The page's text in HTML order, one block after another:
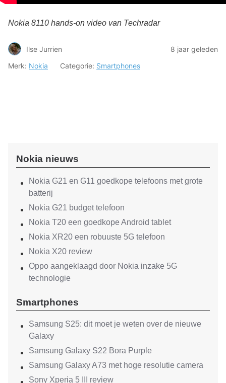
Nokia 8110 hands-on video van Techradar
Ilse Jurrien
8 jaar geleden
Merk: Nokia Categorie: Smartphones
Nokia nieuws
Nokia G21 en G11 goedkope telefoons met grote
batterij
Nokia G21 budget telefoon
Nokia T20 een goedkope Android tablet
Nokia XR20 een robuuste 5G telefoon
Nokia X20 review
Oppo aangeklaagd door Nokia inzake 5G
technologie
Smartphones
Samsung S25: dit moet je weten over de nieuwe
Galaxy
Samsung Galaxy S22 Bora Purple
Samsung Galaxy A73 met hoge resolutie camera
Sony Xperia 5 III review